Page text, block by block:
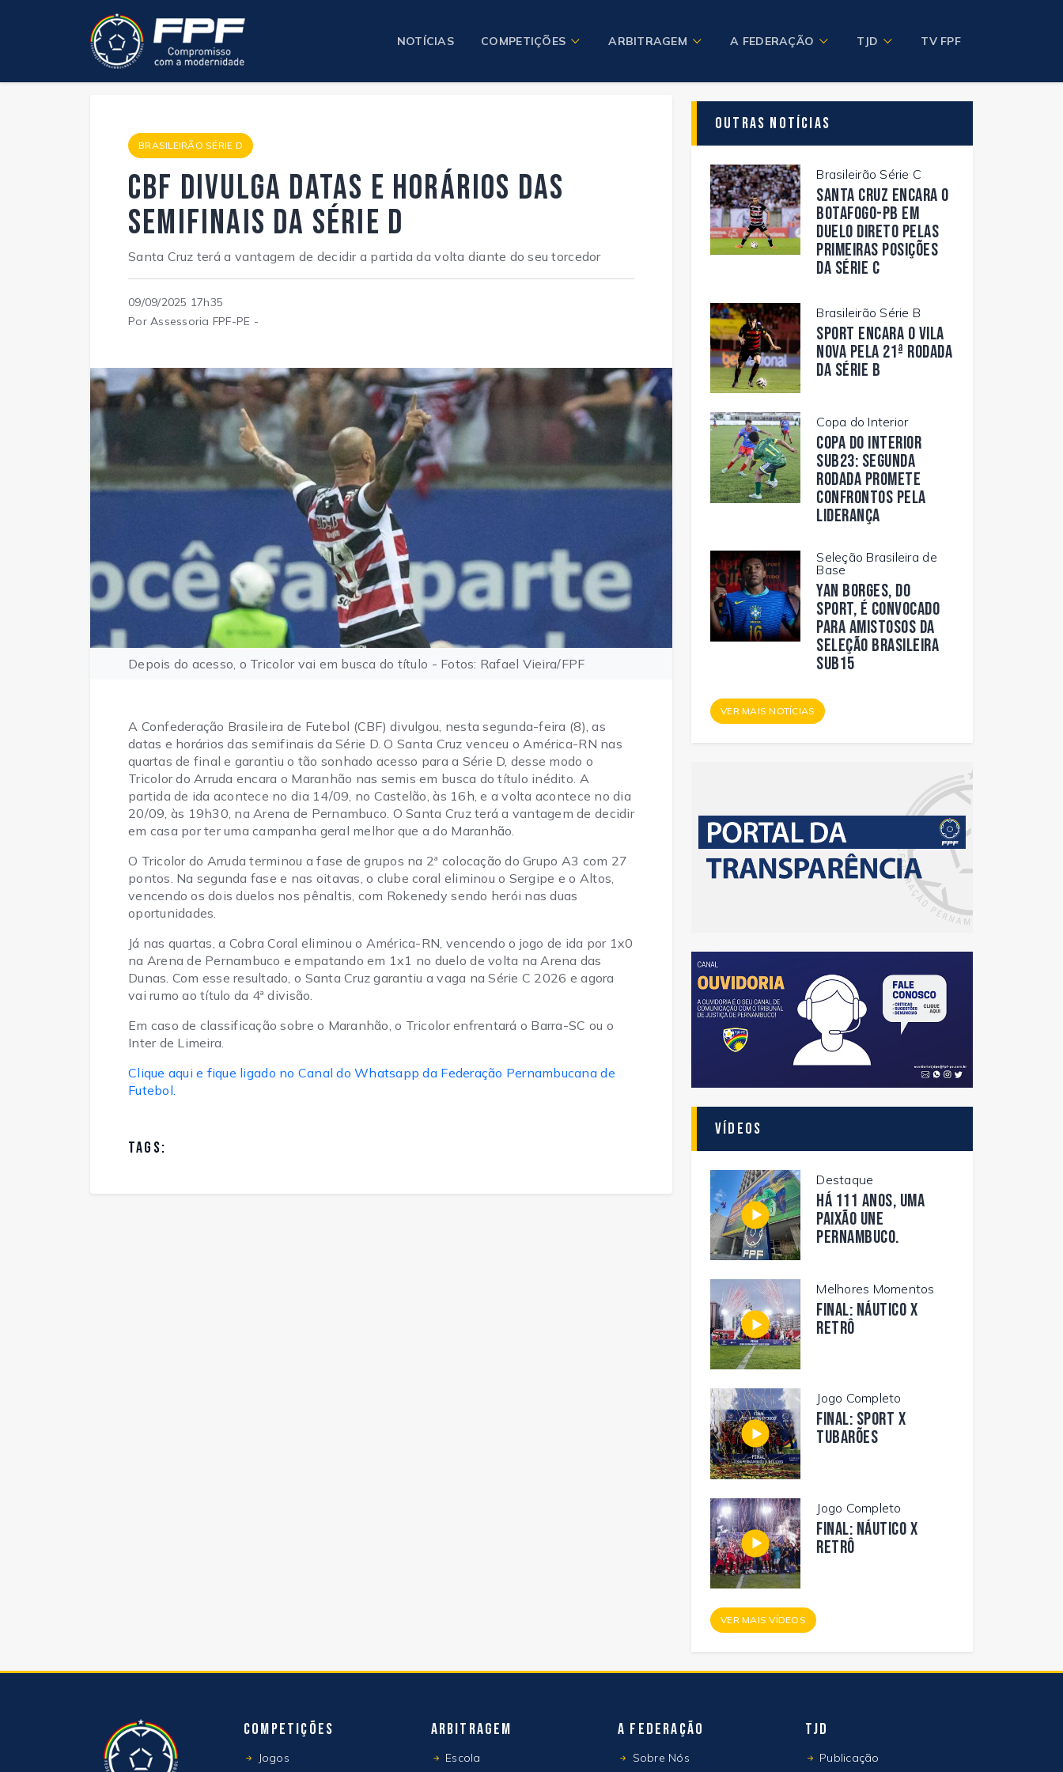
NOTÍCIAS COMPETIÇÕES ARBITRAGEM A FEDERAÇÃO TJD TV FPF
BRASILEIRÃO SÉRIE D
CBF divulga datas e horários das
semifinais da Série D
Santa Cruz terá a vantagem de decidir a partida da volta diante do seu torcedor
09/09/2025 17h35
Por Assessoria FPF-PE -
Depois do acesso, o Tricolor vai em busca do título - Fotos: Rafael Vieira/FPF
A Confederação Brasileira de Futebol (CBF) divulgou, nesta segunda-feira (8), as
datas e horários das semifinais da Série D. O Santa Cruz venceu o América-RN nas
quartas de final e garantiu o tão sonhado acesso para a Série D, desse modo o
Tricolor do Arruda encara o Maranhão nas semis em busca do título inédito. A
partida de ida acontece no dia 14/09, no Castelão, às 16h, e a volta acontece no dia
20/09, às 19h30, na Arena de Pernambuco. O Santa Cruz terá a vantagem de decidir
em casa por ter uma campanha geral melhor que a do Maranhão.
O Tricolor do Arruda terminou a fase de grupos na 2ª colocação do Grupo A3 com 27
pontos. Na segunda fase e nas oitavas, o clube coral eliminou o Sergipe e o Altos,
vencendo os dois duelos nos pênaltis, com Rokenedy sendo herói nas duas
oportunidades.
Já nas quartas, a Cobra Coral eliminou o América-RN, vencendo o jogo de ida por 1x0
na Arena de Pernambuco e empatando em 1x1 no duelo de volta na Arena das
Dunas. Com esse resultado, o Santa Cruz garantiu a vaga na Série C 2026 e agora
vai rumo ao título da 4ª divisão.
Em caso de classificação sobre o Maranhão, o Tricolor enfrentará o Barra-SC ou o
Inter de Limeira.
Clique aqui e fique ligado no Canal do Whatsapp da Federação Pernambucana de
Futebol.
TAGS:
Outras Notícias
Brasileirão Série C
Santa Cruz encara o
Botafogo-PB em
duelo direto pelas
primeiras posições
da Série C
Brasileirão Série B
Sport encara o Vila
Nova pela 21ª rodada
da Série B
Copa do Interior
Copa do Interior
Sub23: segunda
rodada promete
confrontos pela
liderança
Seleção Brasileira de
Base
Yan Borges, do
Sport, é convocado
para amistosos da
Seleção Brasileira
Sub15
VER MAIS NOTÍCIAS
Vídeos
Destaque
Há 111 anos, uma
paixão une
Pernambuco.
Melhores Momentos
FINAL: NÁUTICO X
RETRÔ
Jogo Completo
FINAL: SPORT X
TUBARÕES
Jogo Completo
FINAL: NÁUTICO X
RETRÔ
VER MAIS VÍDEOS
Competições
Jogos
Arbitragem
Escola
A Federação
Sobre Nós
TJD
Publicação